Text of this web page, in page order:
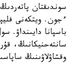
سوندىقتان پاتەردىڭ
ءجون. ويتكەنى
باسپانا دايىنداۋ.
سانتەحنيكانىڭ،
وقشاۋلاۋىنىڭ